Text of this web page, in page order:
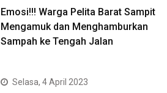
Emosi!!! Warga Pelita Barat Sampit
Mengamuk dan Menghamburkan
Sampah ke Tengah Jalan
Selasa, 4 April 2023